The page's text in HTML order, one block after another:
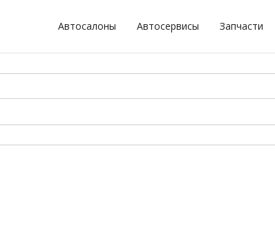
Автосалоны Автосервисы Запчасти